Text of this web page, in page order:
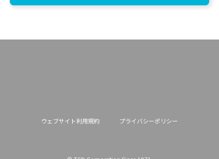
ウェブサイト利用規約 プライバシーポリシー